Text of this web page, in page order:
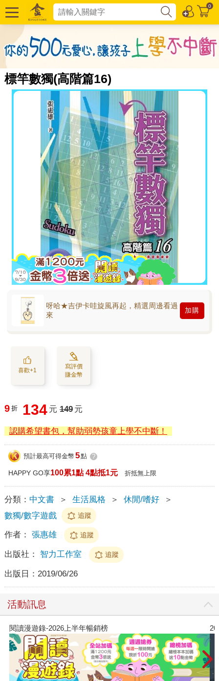
0
標竿數獨(高階篇16)
呀哈★吉伊卡哇旋風再起，精選周邊看過
來
加購
喜歡+1
寫評價
賺金幣
9 折 134 元 149 元
認購希望書包，幫助弱勢孩童上學不中斷！
預計最高可得金幣 5點 ?
HAPPY GO享100累1點 4點抵1元 折抵無上限
分類： 中文書 ＞ 生活風格 ＞ 休閒/嗜好
＞
數獨/數字遊戲
追蹤
作者： 張惠雄 追蹤
出版社： 智力工作室 追蹤
出版日： 2019/06/26
活動訊息
閱讀漫遊錄-2026上半年暢銷榜